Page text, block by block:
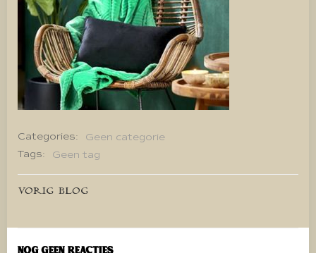
Categories:
Geen categorie
Tags:
Geen tag
Bericht
navigatie
VORIG BLOG
Nog geen reacties